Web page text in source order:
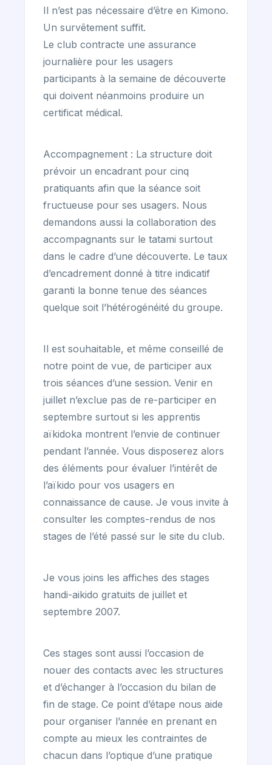
Il n’est pas nécessaire d’être en Kimono.
Un survêtement suffit.
Le club contracte une assurance
journalière pour les usagers
participants à la semaine de découverte
qui doivent néanmoins produire un
certificat médical.
Accompagnement : La structure doit
prévoir un encadrant pour cinq
pratiquants afin que la séance soit
fructueuse pour ses usagers. Nous
demandons aussi la collaboration des
accompagnants sur le tatami surtout
dans le cadre d’une découverte. Le taux
d’encadrement donné à titre indicatif
garanti la bonne tenue des séances
quelque soit l’hétérogénéité du groupe.
Il est souhaitable, et même conseillé de
notre point de vue, de participer aux
trois séances d’une session. Venir en
juillet n’exclue pas de re-participer en
septembre surtout si les apprentis
aïkidoka montrent l’envie de continuer
pendant l’année. Vous disposerez alors
des éléments pour évaluer l’intérêt de
l’aïkido pour vos usagers en
connaissance de cause. Je vous invite à
consulter les comptes-rendus de nos
stages de l’été passé sur le site du club.
Je vous joins les affiches des stages
handi-aikido gratuits de juillet et
septembre 2007.
Ces stages sont aussi l’occasion de
nouer des contacts avec les structures
et d’échanger à l’occasion du bilan de
fin de stage. Ce point d’étape nous aide
pour organiser l’année en prenant en
compte au mieux les contraintes de
chacun dans l’optique d’une pratique